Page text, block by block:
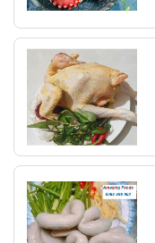
AMAZING
GIA CẦM